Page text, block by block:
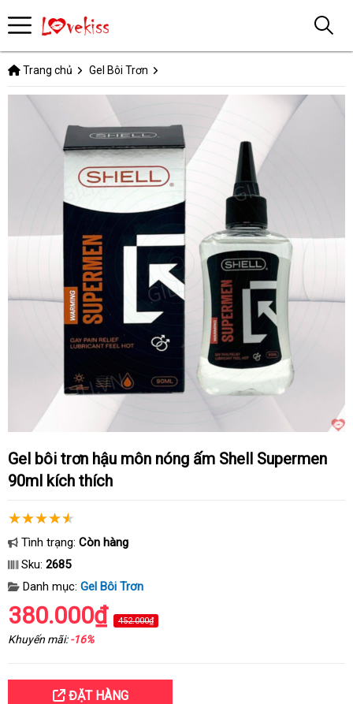
Trang chủ Gel Bôi Trơn
Gel bôi trơn hậu môn nóng ấm Shell Supermen
90ml kích thích
Tình trạng: Còn hàng
Sku: 2685
Danh mục: Gel Bôi Trơn
380.000₫ 452.000₫
Khuyến mãi:-16%
ĐẶT HÀNG